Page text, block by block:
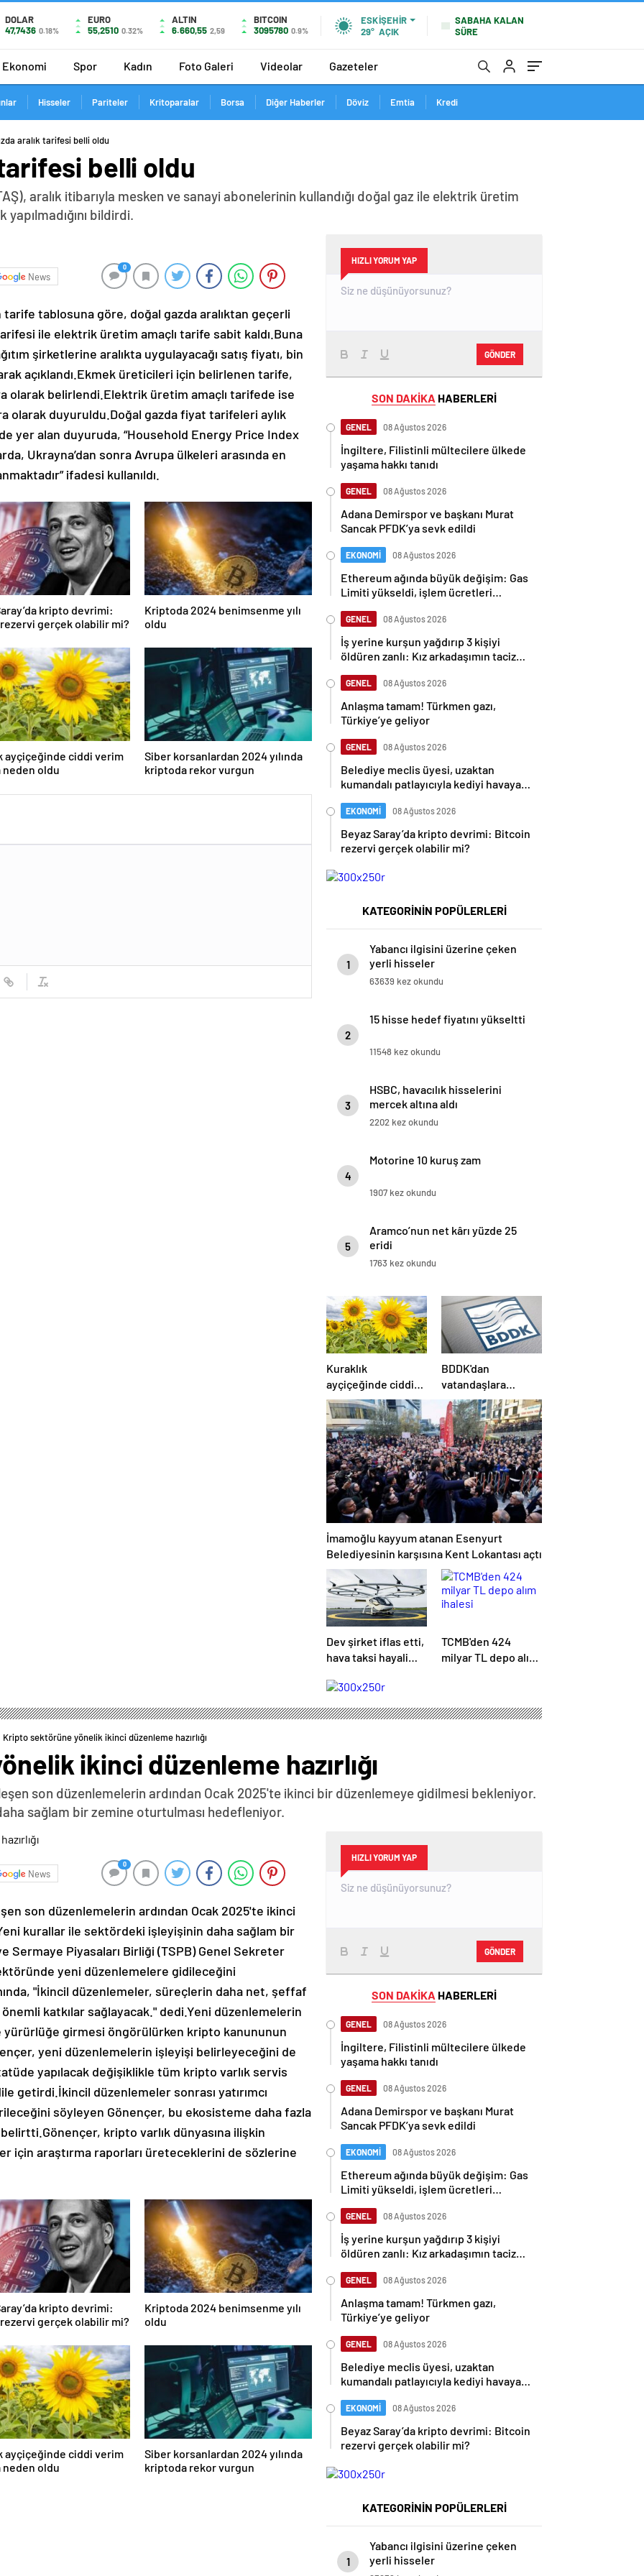
DOLAR
47,7436 0.18%
EURO
55,2510 0.32%
ALTIN
6.660,55 2,59
BITCOIN
3095780 0.9%
ESKIŞEHIR
29° AÇIK
SABAHA KALAN
SÜRE
Ekonomi Spor Kadın Foto Galeri Videolar Gazeteler
Hisseler Pariteler Kritoparalar Borsa Diğer Haberler Döviz Emtia Kredi
aralık tarifesi belli oldu
belli oldu
aralık itibarıyla mesken ve sanayi abonelerinin kullandığı doğal gaz ile elektrik üretim
bildirdi.
News
0
tarife tablosuna göre, doğal gazda aralıktan geçerli
ile elektrik üretim amaçlı tarife sabit kaldı.Buna
şirketlerine aralıkta uygulayacağı satış fiyatı, bin
açıklandı.Ekmek üreticileri için belirlenen tarife,
olarak belirlendi.Elektrik üretim amaçlı tarifede ise
olarak duyuruldu.Doğal gazda fiyat tarifeleri aylık
yer alan duyuruda, “Household Energy Price Index
Ukrayna’dan sonra Avrupa ülkeleri arasında en
ifadesi kullanıldı.
kripto devrimi:
gerçek olabilir mi?
Kriptoda 2024 benimsenme yılı
oldu
ayçiçeğinde ciddi verim
neden oldu
Siber korsanlardan 2024 yılında
kriptoda rekor vurgun
HIZLI YORUM YAP
GÖNDER
SON DAKİKA HABERLERİ
GENEL 08 Ağustos 2026
İngiltere, Filistinli mültecilere ülkede
yaşama hakkı tanıdı
GENEL 08 Ağustos 2026
Adana Demirspor ve başkanı Murat
Sancak PFDK’ya sevk edildi
EKONOMİ 08 Ağustos 2026
Ethereum ağında büyük değişim: Gas
Limiti yükseldi, işlem ücretleri
GENEL 08 Ağustos 2026
İş yerine kurşun yağdırıp 3 kişiyi
öldüren zanlı: Kız arkadaşımın taciz
GENEL 08 Ağustos 2026
Anlaşma tamam! Türkmen gazı,
Türkiye’ye geliyor
GENEL 08 Ağustos 2026
Belediye meclis üyesi, uzaktan
kumandalı patlayıcıyla kediyi havaya
EKONOMİ 08 Ağustos 2026
Beyaz Saray’da kripto devrimi: Bitcoin
rezervi gerçek olabilir mi?
KATEGORİNİN POPÜLERLERİ
1
Yabancı ilgisini üzerine çeken
yerli hisseler
63639 kez okundu
2
15 hisse hedef fiyatını yükseltti
11548 kez okundu
3
HSBC, havacılık hisselerini
mercek altına aldı
2202 kez okundu
4
Motorine 10 kuruş zam
1907 kez okundu
5
Aramco’nun net kârı yüzde 25
eridi
1763 kez okundu
Kuraklık
ayçiçeğinde ciddi
verim kaybına
neden oldu
BDDK'dan
vatandaşlara
dolandırıcılık uyarısı
İmamoğlu kayyum atanan Esenyurt
Belediyesinin karşısına Kent Lokantası açtı
Dev şirket iflas etti,
hava taksi hayali
TCMB'den 424
milyar TL depo alım
Kripto sektörüne yönelik ikinci düzenleme hazırlığı
ikinci düzenleme hazırlığı
son düzenlemelerin ardından Ocak 2025'te ikinci bir düzenlemeye gidilmesi bekleniyor.
sağlam bir zemine oturtulması hedefleniyor.
News
0
son düzenlemelerin ardından Ocak 2025'te ikinci
kurallar ile sektördeki işleyişinin daha sağlam bir
Piyasaları Birliği (TSPB) Genel Sekreter
yeni düzenlemelere gidileceğini
"İkincil düzenlemeler, süreçlerin daha net, şeffaf
katkılar sağlayacak." dedi.Yeni düzenlemelerin
yürürlüğe girmesi öngörülürken kripto kanununun
yeni düzenlemelerin işleyişi belirleyeceğini de
yapılacak değişiklikle tüm kripto varlık servis
getirdi.İkincil düzenlemeler sonrası yatırımcı
söyleyen Gönençer, bu ekosisteme daha fazla
kripto varlık dünyasına ilişkin
için araştırma raporları üreteceklerini de sözlerine
kripto devrimi:
gerçek olabilir mi?
Kriptoda 2024 benimsenme yılı
oldu
ayçiçeğinde ciddi verim
neden oldu
Siber korsanlardan 2024 yılında
kriptoda rekor vurgun
HIZLI YORUM YAP
GÖNDER
SON DAKİKA HABERLERİ
GENEL 08 Ağustos 2026
İngiltere, Filistinli mültecilere ülkede
yaşama hakkı tanıdı
GENEL 08 Ağustos 2026
Adana Demirspor ve başkanı Murat
Sancak PFDK’ya sevk edildi
EKONOMİ 08 Ağustos 2026
Ethereum ağında büyük değişim: Gas
Limiti yükseldi, işlem ücretleri
GENEL 08 Ağustos 2026
İş yerine kurşun yağdırıp 3 kişiyi
öldüren zanlı: Kız arkadaşımın taciz
GENEL 08 Ağustos 2026
Anlaşma tamam! Türkmen gazı,
Türkiye’ye geliyor
GENEL 08 Ağustos 2026
Belediye meclis üyesi, uzaktan
kumandalı patlayıcıyla kediyi havaya
EKONOMİ 08 Ağustos 2026
Beyaz Saray’da kripto devrimi: Bitcoin
rezervi gerçek olabilir mi?
KATEGORİNİN POPÜLERLERİ
1
Yabancı ilgisini üzerine çeken
yerli hisseler